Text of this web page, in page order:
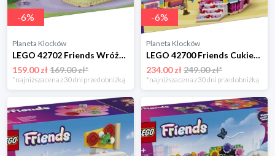
-6%
Planeta Klocków
LEGO 42702 Friends Wróżkowa karuzela z kwiatami Lego
159.00 zł169.00 zł*
*najniższa cena z 30 dni przed obniżką
-6%
Planeta Klocków
LEGO 42700 Friends Cukierkowo-babeczkowy diabelski młyn Lego
234.00 zł249.00 zł*
*najniższa cena z 30 dni przed obniżką